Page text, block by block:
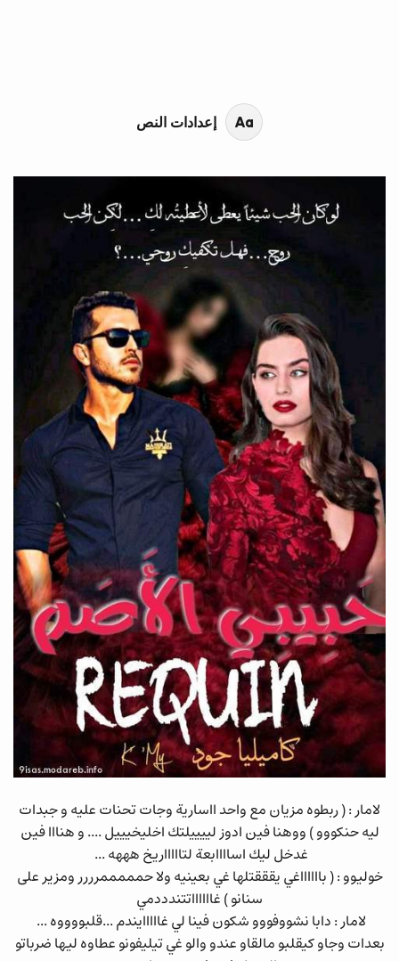
لامار : ( ربطوه مزيان مع واحد ااسارية وجات تحنات عليه و جبدات
ليه حنكووو ) ووهنا فين ادوز لييييلتك اخليخيييل .... و هنااا فين
غدخل ليك اساااابعة لتاااااريخ هههه ...
خوليوو : ( بااااااغي يقققتلها غي بعينيه ولا حمممممرررر ومزير على
سنانو ) غااااااتتندددمي
لامار : دابا نشووفووو شكون فينا لي غااااايندم ...قلبووووه ...
بعدات وجاو كيقلبو مالقاو عندو والو غي تيليفونو عطاوه ليها ضرباتو